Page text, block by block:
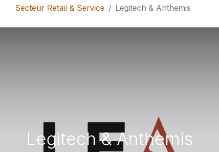
Secteur Retail & Service Legitech & Anthemis
Legitech & Anthemis